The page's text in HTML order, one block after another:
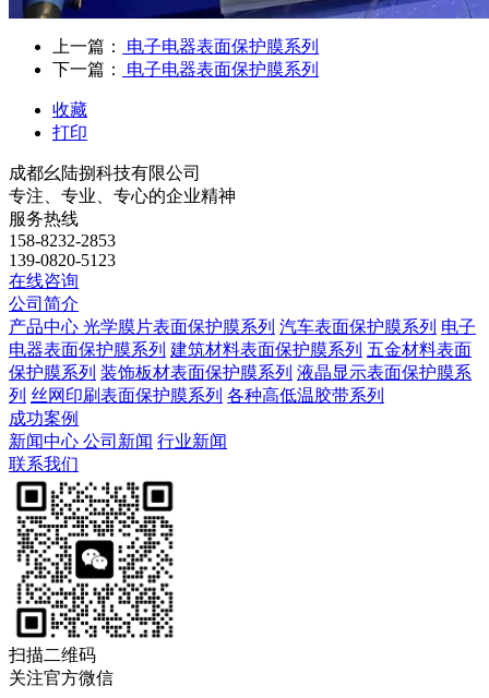
上一篇：
电子电器表面保护膜系列
下一篇：
电子电器表面保护膜系列
收藏
打印
成都幺陆捌科技有限公司
专注、专业、专心的企业精神
服务热线
158-8232-2853
139-0820-5123
在线咨询
公司简介
产品中心 光学膜片表面保护膜系列 汽车表面保护膜系列 电子
电器表面保护膜系列 建筑材料表面保护膜系列 五金材料表面
保护膜系列 装饰板材表面保护膜系列 液晶显示表面保护膜系
列 丝网印刷表面保护膜系列 各种高低温胶带系列
成功案例
新闻中心 公司新闻 行业新闻
联系我们
扫描二维码
关注官方微信